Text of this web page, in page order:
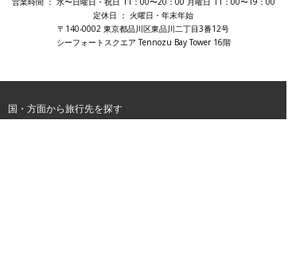
定休日 ： 火曜日・年末年始
〒140-0002 東京都品川区東品川二丁目3番12号
シーフォートスクエア Tennozu Bay Tower 16階
国・方面から旅行先を探す